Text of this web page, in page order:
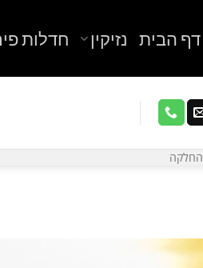
דף הבית נזיקין חדלות
החלקה